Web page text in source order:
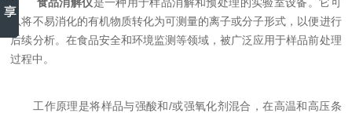
以将不易消化的有机物质转化为可测量的离子或分子形式，以便进行
后续分析。在食品安全和环境监测等领域，被广泛应用于样品前处理
过程中。
工作原理是将样品与强酸和/或强氧化剂混合，在高温和高压条